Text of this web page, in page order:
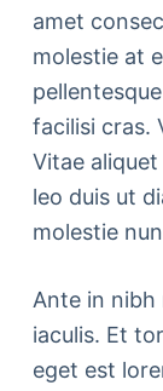
amet
molestie at
facilisi cras.
Vitae
leo duis ut
molestie
Ante in nibh
iaculis. Et
eget est